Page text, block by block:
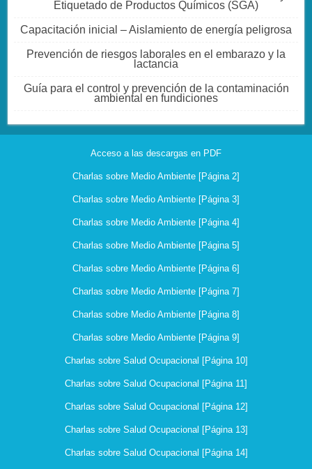
Etiquetado de Productos Químicos (SGA)
Capacitación inicial – Aislamiento de energía peligrosa
Prevención de riesgos laborales en el embarazo y la
lactancia
Guía para el control y prevención de la contaminación
ambiental en fundiciones
Acceso a las descargas en PDF
Charlas sobre Medio Ambiente [Página 2]
Charlas sobre Medio Ambiente [Página 3]
Charlas sobre Medio Ambiente [Página 4]
Charlas sobre Medio Ambiente [Página 5]
Charlas sobre Medio Ambiente [Página 6]
Charlas sobre Medio Ambiente [Página 7]
Charlas sobre Medio Ambiente [Página 8]
Charlas sobre Medio Ambiente [Página 9]
Charlas sobre Salud Ocupacional [Página 10]
Charlas sobre Salud Ocupacional [Página 11]
Charlas sobre Salud Ocupacional [Página 12]
Charlas sobre Salud Ocupacional [Página 13]
Charlas sobre Salud Ocupacional [Página 14]